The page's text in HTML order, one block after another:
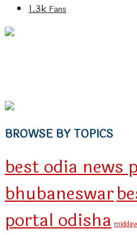
1.3k Fans
BROWSE BY TOPICS
best odia news
bhubaneswar
portal odisha